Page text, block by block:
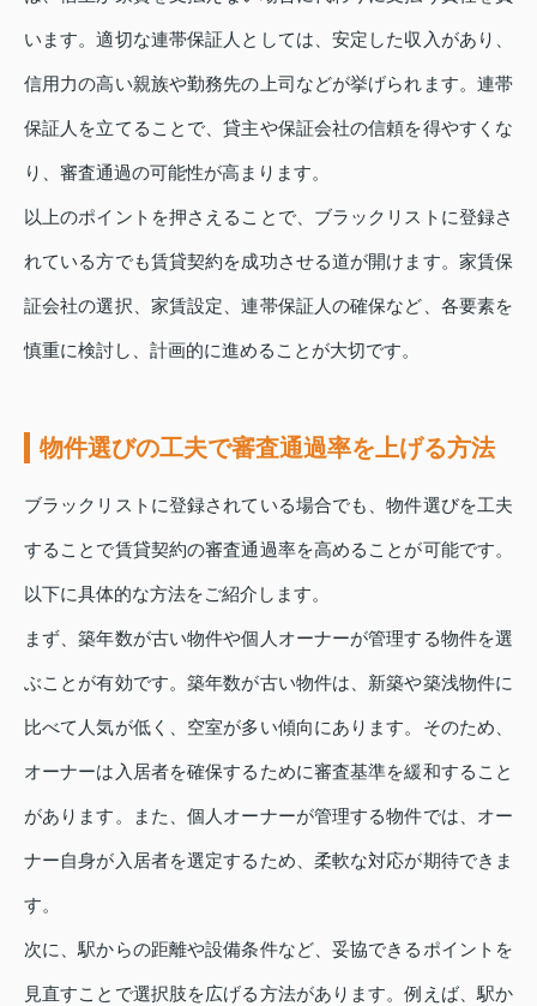
います。適切な連帯保証人としては、安定した収入があり、
信用力の高い親族や勤務先の上司などが挙げられます。連帯
保証人を立てることで、貸主や保証会社の信頼を得やすくな
り、審査通過の可能性が高まります。
以上のポイントを押さえることで、ブラックリストに登録さ
れている方でも賃貸契約を成功させる道が開けます。家賃保
証会社の選択、家賃設定、連帯保証人の確保など、各要素を
慎重に検討し、計画的に進めることが大切です。
物件選びの工夫で審査通過率を上げる方法
ブラックリストに登録されている場合でも、物件選びを工夫
することで賃貸契約の審査通過率を高めることが可能です。
以下に具体的な方法をご紹介します。
まず、築年数が古い物件や個人オーナーが管理する物件を選
ぶことが有効です。築年数が古い物件は、新築や築浅物件に
比べて人気が低く、空室が多い傾向にあります。そのため、
オーナーは入居者を確保するために審査基準を緩和すること
があります。また、個人オーナーが管理する物件では、オー
ナー自身が入居者を選定するため、柔軟な対応が期待できま
す。
次に、駅からの距離や設備条件など、妥協できるポイントを
見直すことで選択肢を広げる方法があります。例えば、駅か